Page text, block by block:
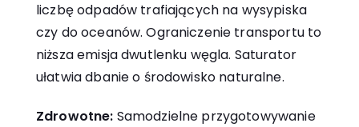
liczbę odpadów trafiających na wysypiska
czy do oceanów. Ograniczenie transportu to
niższa emisja dwutlenku węgla. Saturator
ułatwia dbanie o środowisko naturalne.
Zdrowotne: Samodzielne przygotowywanie